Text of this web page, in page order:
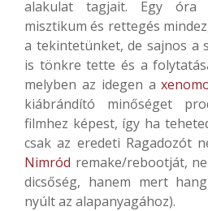
alakulat tagjait. Egy óra
misztikum és rettegés
a tekintetünket, de sajnos a
is tönkre tette és a
melyben az idegen a
kiábrándító minőséget
filmhez képest, így ha
csak az eredeti Ragadozót
Nimród remake/rebootját,
dicsőség, hanem mert
nyúlt az alapanyagához).